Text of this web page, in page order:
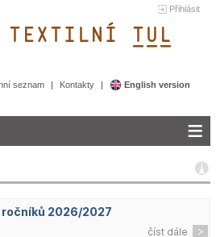
Přihlásit
TEXTILNÍ TUL&
seznam Kontakty English version
2026/2027
číst dále